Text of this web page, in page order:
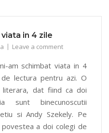
in 4 zile
Leave a comment
am schimbat viata in 4
lectura pentru azi. O
literara, dat fiind ca doi
sunt binecunoscutii
si Andy Szekely. Pe
a doi colegi de